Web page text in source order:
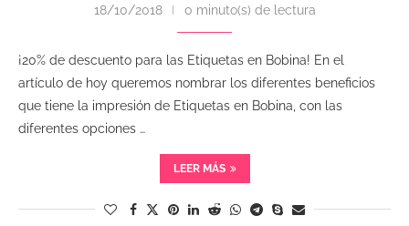
18/10/2018 0 minuto(s) de lectura
¡20% de descuento para las Etiquetas en Bobina! En el
artículo de hoy queremos nombrar los diferentes beneficios
que tiene la impresión de Etiquetas en Bobina, con las
diferentes opciones …
LEER MÁS